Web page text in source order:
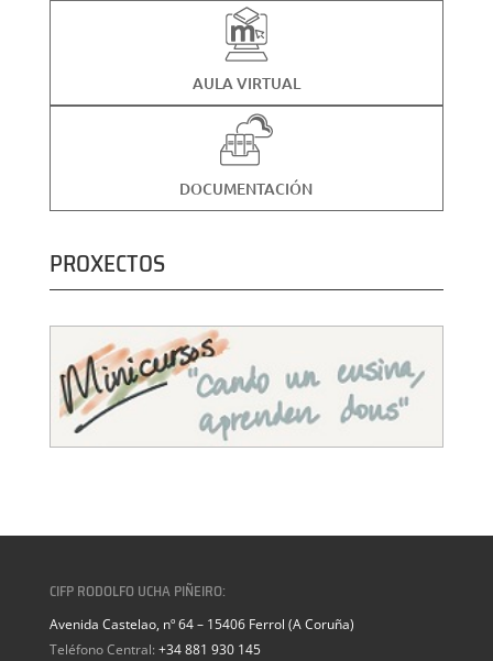
AULA VIRTUAL
DOCUMENTACIÓN
PROXECTOS
CIFP RODOLFO UCHA PIÑEIRO:
Avenida Castelao, nº 64 – 15406 Ferrol (A Coruña)
Teléfono Central: +34 881 930 145